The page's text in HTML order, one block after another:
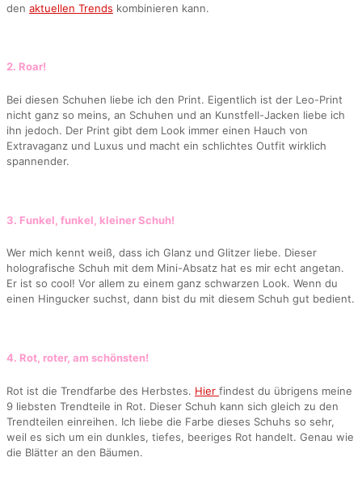
den aktuellen Trends kombinieren kann.
2. Roar!
Bei diesen Schuhen liebe ich den Print. Eigentlich ist der Leo-Print
nicht ganz so meins, an Schuhen und an Kunstfell-Jacken liebe ich
ihn jedoch. Der Print gibt dem Look immer einen Hauch von
Extravaganz und Luxus und macht ein schlichtes Outfit wirklich
spannender.
3. Funkel, funkel, kleiner Schuh!
Wer mich kennt weiß, dass ich Glanz und Glitzer liebe. Dieser
holografische Schuh mit dem Mini-Absatz hat es mir echt angetan.
Er ist so cool! Vor allem zu einem ganz schwarzen Look. Wenn du
einen Hingucker suchst, dann bist du mit diesem Schuh gut bedient.
4. Rot, roter, am schönsten!
Rot ist die Trendfarbe des Herbstes. Hier findest du übrigens meine
9 liebsten Trendteile in Rot. Dieser Schuh kann sich gleich zu den
Trendteilen einreihen. Ich liebe die Farbe dieses Schuhs so sehr,
weil es sich um ein dunkles, tiefes, beeriges Rot handelt. Genau wie
die Blätter an den Bäumen.